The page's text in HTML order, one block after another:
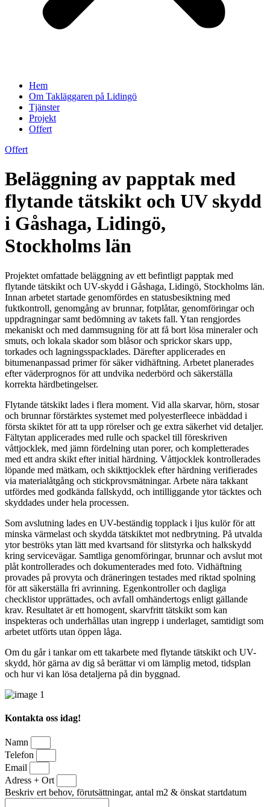
Hem
Om Takläggaren på Lidingö
Tjänster
Projekt
Offert
Offert
Beläggning av papptak med
flytande tätskikt och UV skydd
i Gåshaga, Lidingö,
Stockholms län
Projektet omfattade beläggning av ett befintligt papptak med
flytande tätskikt och UV-skydd i Gåshaga, Lidingö, Stockholms län.
Innan arbetet startade genomfördes en statusbesiktning med
fuktkontroll, genomgång av brunnar, fotplåtar, genomföringar och
uppdragningar samt bedömning av takets fall. Ytan rengjordes
mekaniskt och med dammsugning för att få bort lösa mineraler och
smuts, och lokala skador som blåsor och sprickor skars upp,
torkades och lagningsspacklades. Därefter applicerades en
bitumenanpassad primer för säker vidhäftning. Arbetet planerades
efter väderprognos för att undvika nederbörd och säkerställa
korrekta härdbetingelser.
Flytande tätskikt lades i flera moment. Vid alla skarvar, hörn, stosar
och brunnar förstärktes systemet med polyesterfleece inbäddad i
första skiktet för att ta upp rörelser och ge extra säkerhet vid detaljer.
Fältytan applicerades med rulle och spackel till föreskriven
våttjocklek, med jämn fördelning utan porer, och kompletterades
med ett andra skikt efter initial härdning. Våttjocklek kontrollerades
löpande med mätkam, och skikttjocklek efter härdning verifierades
via materialåtgång och stickprovsmätningar. Arbete nära takkant
utfördes med godkända fallskydd, och intilliggande ytor täcktes och
skyddades under hela processen.
Som avslutning lades en UV-beständig topplack i ljus kulör för att
minska värmelast och skydda tätskiktet mot nedbrytning. På utvalda
ytor beströks ytan lätt med kvartsand för slitstyrka och halkskydd
kring servicevägar. Samtliga genomföringar, brunnar och avslut mot
plåt kontrollerades och dokumenterades med foto. Vidhäftning
provades på provyta och dräneringen testades med riktad spolning
för att säkerställa fri avrinning. Egenkontroller och dagliga
checklistor upprättades, och avfall omhändertogs enligt gällande
krav. Resultatet är ett homogent, skarvfritt tätskikt som kan
inspekteras och underhållas utan ingrepp i underlaget, samtidigt som
arbetet utförts utan öppen låga.
Om du går i tankar om ett takarbete med flytande tätskikt och UV-
skydd, hör gärna av dig så berättar vi om lämplig metod, tidsplan
och hur vi kan lösa detaljerna på din byggnad.
Kontakta oss idag!
Namn
Telefon
Email
Adress + Ort
Beskriv ert behov, förutsättningar, antal m2 & önskat startdatum